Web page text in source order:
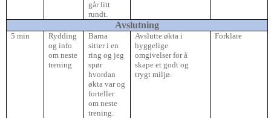
går litt
rundt.
Avslutning
5 min
Rydding
og info
om neste
trening
Barna
sitter i en
ring og jeg
spør
hvordan
økta var og
forteller
om neste
trening.
Avslutte økta i
hyggelige
omgivelser for å
skape et godt og
trygt miljø.
Forklare